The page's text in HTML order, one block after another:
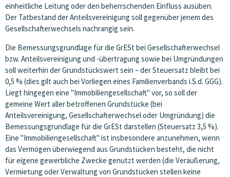
einheitliche Leitung oder den beherrschenden Einfluss ausüben.
Der Tatbestand der Anteilsvereinigung soll gegenüber jenem des
Gesellschafterwechsels nachrangig sein.
Die Bemessungsgrundlage für die GrESt bei Gesellschafterwechsel
bzw. Anteilsvereinigung und -übertragung sowie bei Umgründungen
soll weiterhin der Grundstückswert sein – der Steuersatz bleibt bei
0,5 % (dies gilt auch bei Vorliegen eines Familienverbands i.S.d. GGG).
Liegt hingegen eine "Immobiliengesellschaft" vor, so soll der
gemeine Wert aller betroffenen Grundstücke (bei
Anteilsvereinigung, Gesellschafterwechsel oder Umgründung) die
Bemessungsgrundlage für die GrESt darstellen (Steuersatz 3,5 %).
Eine "Immobiliengesellschaft" ist insbesondere anzunehmen, wenn
das Vermögen überwiegend aus Grundstücken besteht, die nicht
für eigene gewerbliche Zwecke genutzt werden (die Veräußerung,
Vermietung oder Verwaltung von Grundstücken stellen keine